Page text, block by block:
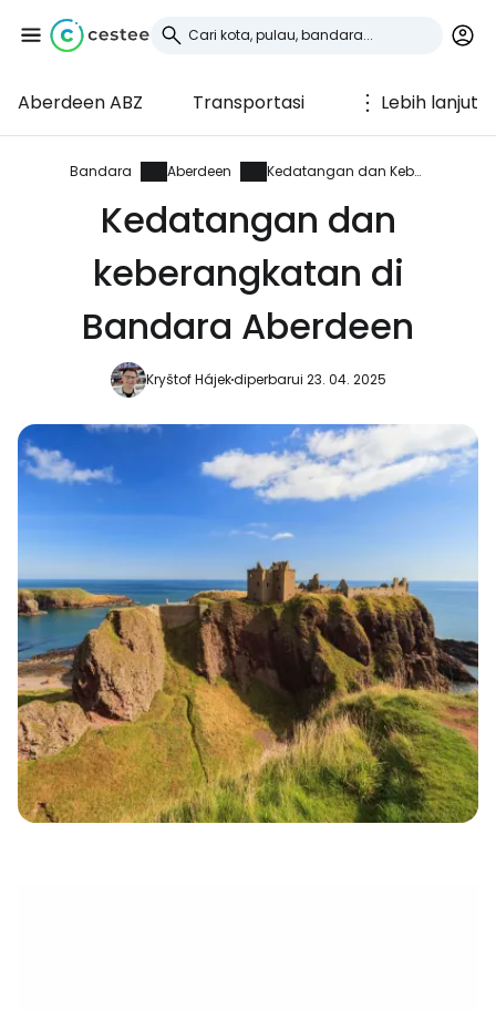
Aberdeen ABZ Transportasi Lebih lanjut
Bandara Aberdeen Kedatangan dan Keberangkatan
Kedatangan dan
keberangkatan di
Bandara Aberdeen
Kryštof Hájekdiperbarui 23. 04. 2025
Masuk ke Cestee
... komunitas perjalanan di seluruh dunia
Lanjutkan dengan Google
Lanjutkan dengan Facebook
Lanjutkan dengan email